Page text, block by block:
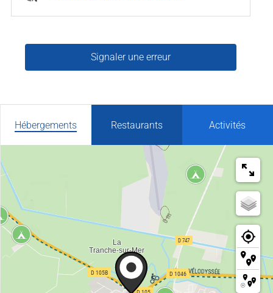
Signaler une erreur
Hébergements Restaurants Activités